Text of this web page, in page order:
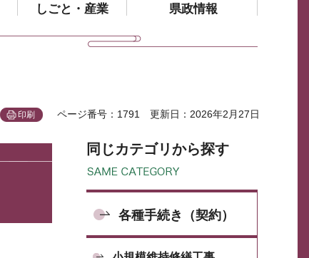
しごと・産業 県政情報
印刷 ページ番号：1791 更新日：2026年2月27日
同じカテゴリから探す
各種手続き（契約）